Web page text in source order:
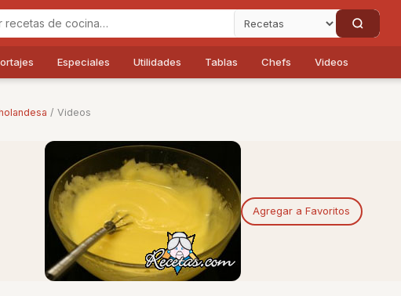
Especiales Utilidades Tablas Chefs Videos
/ Videos
Agregar a Favoritos